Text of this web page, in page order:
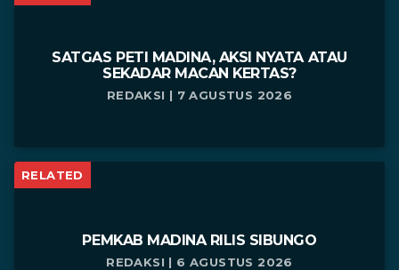
SATGAS PETI MADINA, AKSI NYATA ATAU
SEKADAR MACAN KERTAS?
REDAKSI | 7 AGUSTUS 2026
RELATED
PEMKAB MADINA RILIS SIBUNGO
REDAKSI | 6 AGUSTUS 2026